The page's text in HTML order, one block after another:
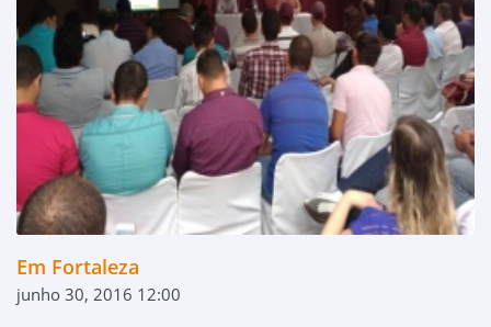
Em Fortaleza
junho 30, 2016 12:00